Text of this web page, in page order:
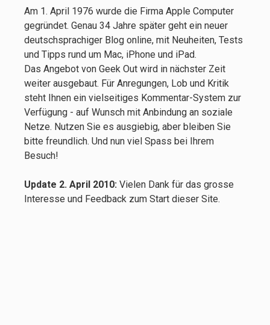
Am 1. April 1976 wurde die Firma Apple Computer
gegründet. Genau 34 Jahre später geht ein neuer
deutschsprachiger Blog online, mit Neuheiten, Tests
und Tipps rund um Mac, iPhone und iPad.
Das Angebot von Geek Out wird in nächster Zeit
weiter ausgebaut. Für Anregungen, Lob und Kritik
steht Ihnen ein vielseitiges Kommentar-System zur
Verfügung - auf Wunsch mit Anbindung an soziale
Netze. Nutzen Sie es ausgiebig, aber bleiben Sie
bitte freundlich. Und nun viel Spass bei Ihrem
Besuch!
Update 2. April 2010: Vielen Dank für das grosse
Interesse und Feedback zum Start dieser Site.